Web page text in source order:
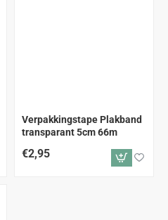
Verpakkingstape Plakband
transparant 5cm 66m
€2,95